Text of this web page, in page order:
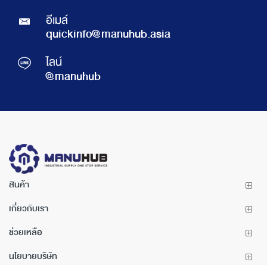
อีเมล์
quickinfo@manuhub.asia
ไลน์
@manuhub
สินค้า
เกี่ยวกับเรา
ช่วยเหลือ
นโยบายบริษัท